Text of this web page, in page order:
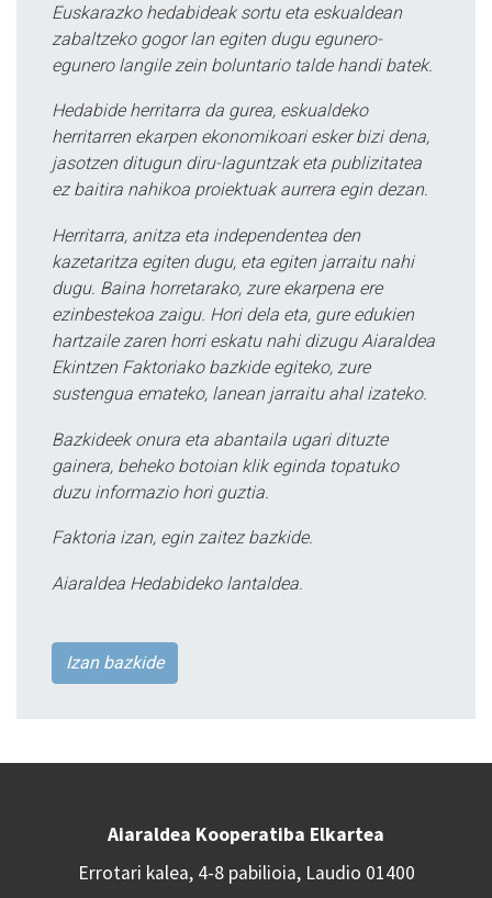
Euskarazko hedabideak sortu eta eskualdean
zabaltzeko gogor lan egiten dugu egunero-
egunero langile zein boluntario talde handi batek.
Hedabide herritarra da gurea, eskualdeko
herritarren ekarpen ekonomikoari esker bizi dena,
jasotzen ditugun diru-laguntzak eta publizitatea
ez baitira nahikoa proiektuak aurrera egin dezan.
Herritarra, anitza eta independentea den
kazetaritza egiten dugu, eta egiten jarraitu nahi
dugu. Baina horretarako, zure ekarpena ere
ezinbestekoa zaigu. Hori dela eta, gure edukien
hartzaile zaren horri eskatu nahi dizugu Aiaraldea
Ekintzen Faktoriako bazkide egiteko, zure
sustengua emateko, lanean jarraitu ahal izateko.
Bazkideek onura eta abantaila ugari dituzte
gainera, beheko botoian klik eginda topatuko
duzu informazio hori guztia.
Faktoria izan, egin zaitez bazkide.
Aiaraldea Hedabideko lantaldea.
Izan bazkide
Aiaraldea Kooperatiba Elkartea
Errotari kalea, 4-8 pabilioia, Laudio 01400